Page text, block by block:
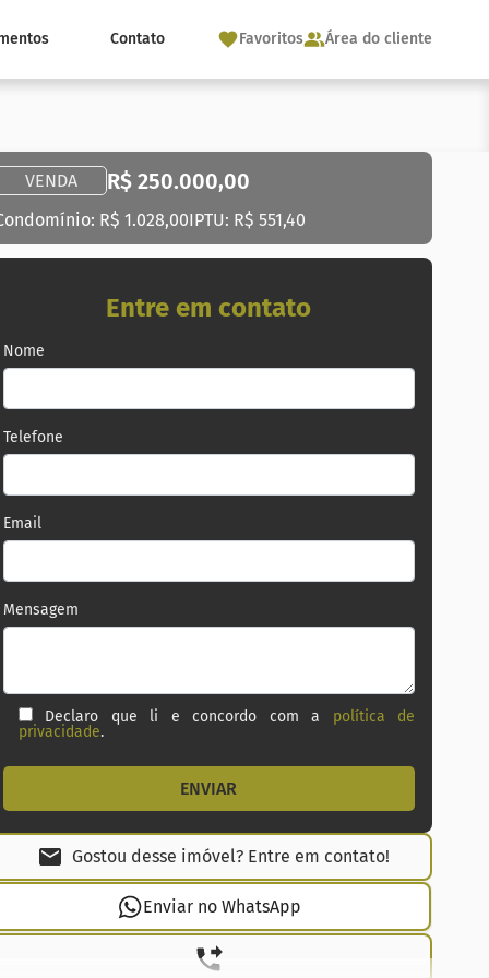
Contato Favoritos Área do cliente
VENDA R$ 250.000,00
R$ 1.028,00IPTU: R$ 551,40
Entre em contato
Nome
Telefone
Email
Mensagem
Declaro que li e concordo com a política de
privacidade.
Gostou desse imóvel? Entre em contato!
Enviar no WhatsApp